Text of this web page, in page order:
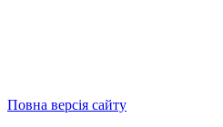
Повна версія сайту